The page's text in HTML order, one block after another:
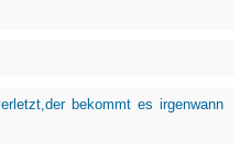
bekommt es irgenwann